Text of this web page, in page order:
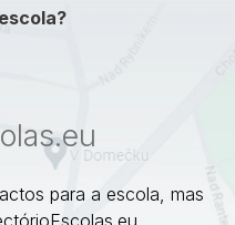
para a escola, mas